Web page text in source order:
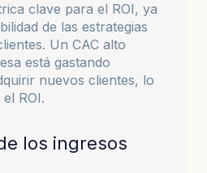
clave para el ROI, ya
de las estrategias
Un CAC alto
está gastando
nuevos clientes, lo
ROI.
los ingresos